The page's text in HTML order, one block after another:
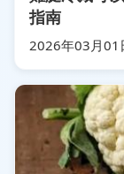
指南
2026年03月01